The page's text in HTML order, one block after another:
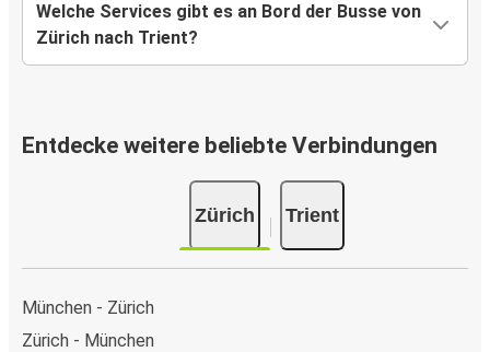
Welche Services gibt es an Bord der Busse von
Zürich nach Trient?
Entdecke weitere beliebte Verbindungen
Zürich Trient
München - Zürich
Zürich - München